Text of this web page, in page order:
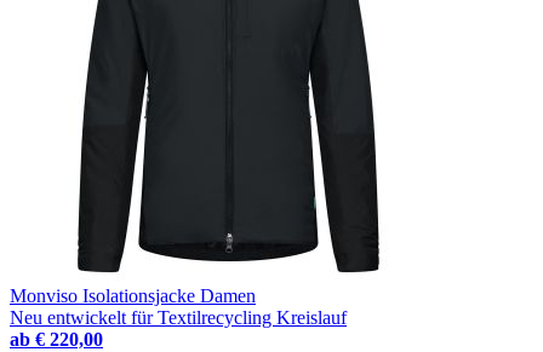
Monviso Isolationsjacke Damen
Neu entwickelt für Textilrecycling Kreislauf
ab € 220,00